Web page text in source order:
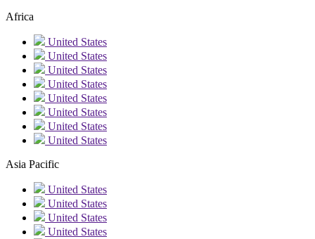
Africa
United States
United States
United States
United States
United States
United States
United States
United States
Asia Pacific
United States
United States
United States
United States